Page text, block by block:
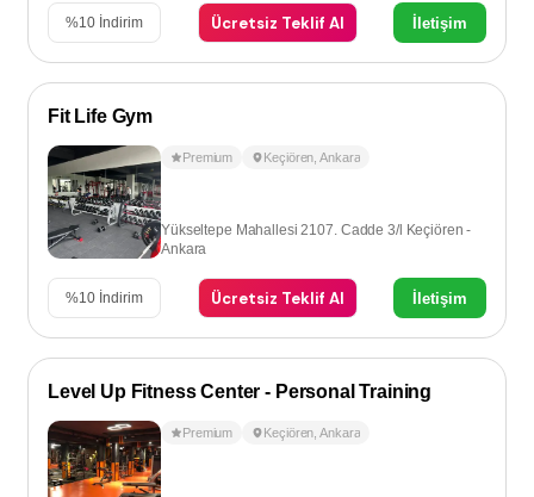
%10 İndirim Ücretsiz Teklif Al İletişim
Fit Life Gym
Premium Keçiören ,Ankara
Yükseltepe Mahallesi 2107. Cadde 3/l Keçiören -
Ankara
%10 İndirim Ücretsiz Teklif Al İletişim
Level Up Fitness Center - Personal Training
Premium Keçiören ,Ankara